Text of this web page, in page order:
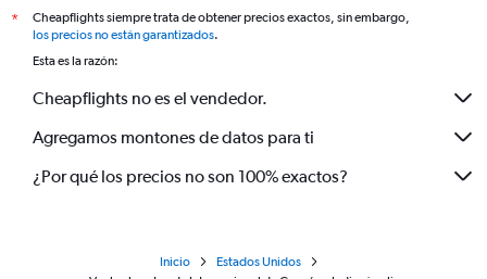
*
Cheapflights siempre trata de obtener precios exactos, sin embargo,
los precios no están garantizados.
Esta es la razón:
Cheapflights no es el vendedor.
Agregamos montones de datos para ti
¿Por qué los precios no son 100% exactos?
Inicio
Estados Unidos